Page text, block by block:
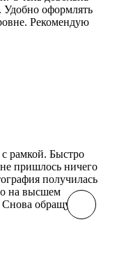
Удобно оформлять
Рекомендую
с рамкой. Быстро
пришлось ничего
получилась
на высшем
обращусь!